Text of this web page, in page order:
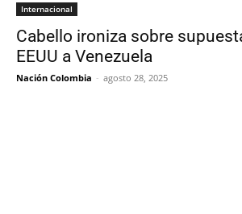
Internacional
Cabello ironiza sobre
EEUU a Venezuela
Nación Colombia - agosto 28, 2025